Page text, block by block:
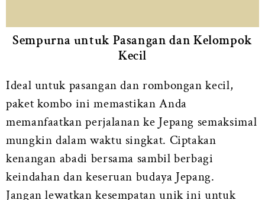
Sempurna untuk Pasangan dan Kelompok
Kecil
Ideal untuk pasangan dan rombongan kecil,
paket kombo ini memastikan Anda
memanfaatkan perjalanan ke Jepang semaksimal
mungkin dalam waktu singkat. Ciptakan
kenangan abadi bersama sambil berbagi
keindahan dan keseruan budaya Jepang.
Jangan lewatkan kesempatan unik ini untuk